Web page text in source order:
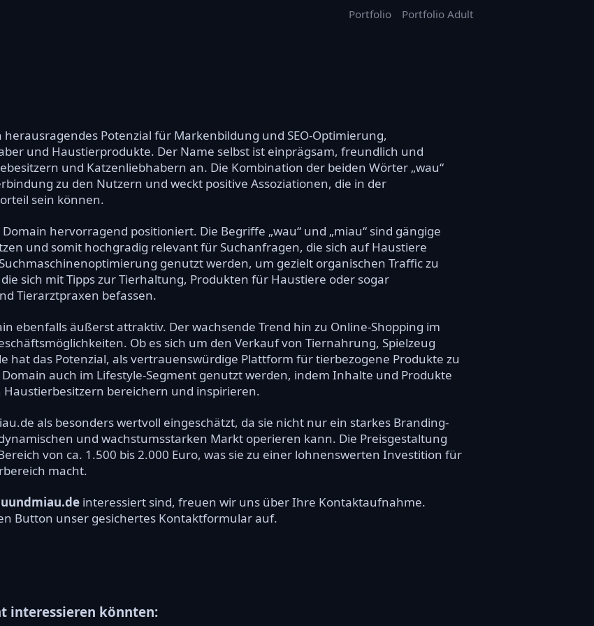
Portfolio Portfolio Adult
Potenzial für Markenbildung und SEO-Optimierung,
und Haustierprodukte. Der Name selbst ist einprägsam, freundlich und
und Katzenliebhabern an. Die Kombination der beiden Wörter „wau“
zu den Nutzern und weckt positive Assoziationen, die in der
sein können.
hervorragend positioniert. Die Begriffe „wau“ und „miau“ sind gängige
und somit hochgradig relevant für Suchanfragen, die sich auf Haustiere
genutzt werden, um gezielt organischen Traffic zu
sich mit Tipps zur Tierhaltung, Produkten für Haustiere oder sogar
Tierarztpraxen befassen.
ebenfalls äußerst attraktiv. Der wachsende Trend hin zu Online-Shopping im
Ob es sich um den Verkauf von Tiernahrung, Spielzeug
hat das Potenzial, als vertrauenswürdige Plattform für tierbezogene Produkte zu
auch im Lifestyle-Segment genutzt werden, indem Inhalte und Produkte
bereichern und inspirieren.
als besonders wertvoll eingeschätzt, da sie nicht nur ein starkes Branding-
und wachstumsstarken Markt operieren kann. Die Preisgestaltung
von ca. 1.500 bis 2.000 Euro, was sie zu einer lohnenswerten Investition für
macht.
interessiert sind, freuen wir uns über Ihre Kontaktaufnahme.
Button unser gesichertes Kontaktformular auf.
interessieren könnten: